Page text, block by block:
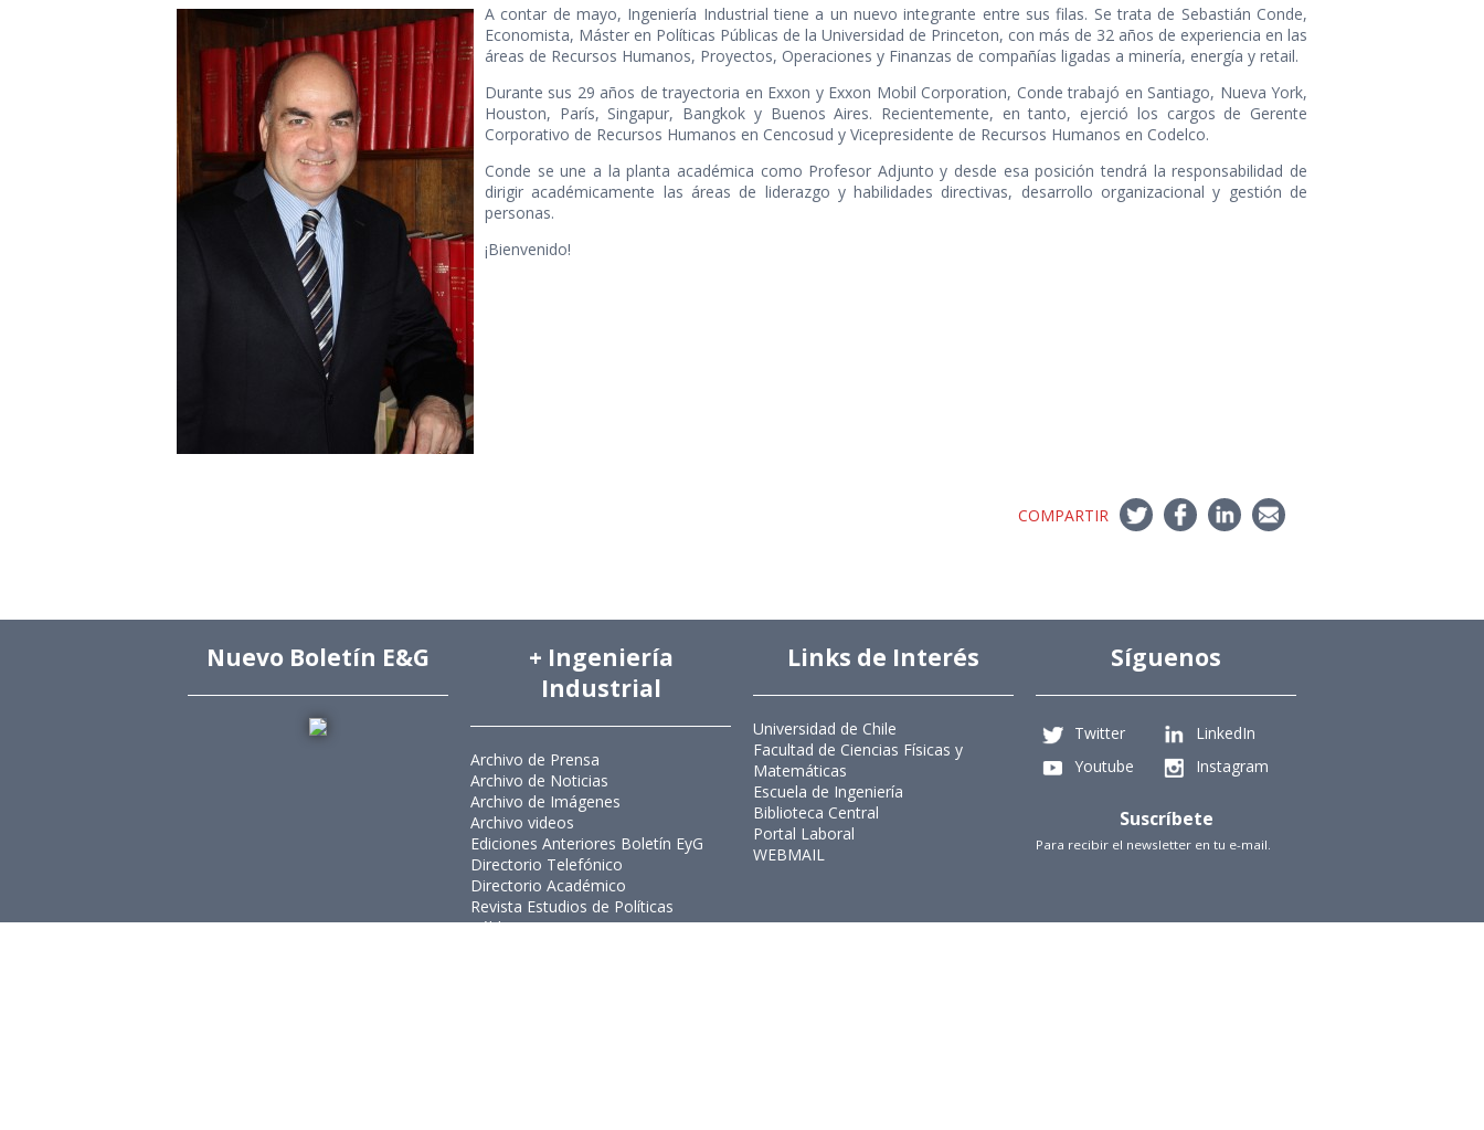
A contar de mayo, Ingeniería Industrial tiene a un nuevo integrante entre sus filas. Se trata de Sebastián Conde,
Economista, Máster en Políticas Públicas de la Universidad de Princeton, con más de 32 años de experiencia en las
áreas de Recursos Humanos, Proyectos, Operaciones y Finanzas de compañías ligadas a minería, energía y retail.
Durante sus 29 años de trayectoria en Exxon y Exxon Mobil Corporation, Conde trabajó en Santiago, Nueva York,
Houston, París, Singapur, Bangkok y Buenos Aires. Recientemente, en tanto, ejerció los cargos de Gerente
Corporativo de Recursos Humanos en Cencosud y Vicepresidente de Recursos Humanos en Codelco.
Conde se une a la planta académica como Profesor Adjunto y desde esa posición tendrá la responsabilidad de
dirigir académicamente las áreas de liderazgo y habilidades directivas, desarrollo organizacional y gestión de
personas.
¡Bienvenido!
COMPARTIR
Nuevo Boletín E&G
+ Ingeniería
Industrial
Archivo de Prensa
Archivo de Noticias
Archivo de Imágenes
Archivo videos
Ediciones Anteriores Boletín EyG
Directorio Telefónico
Directorio Académico
Revista Estudios de Políticas
Públicas
Links de Interés
Universidad de Chile
Facultad de Ciencias Físicas y
Matemáticas
Escuela de Ingeniería
Biblioteca Central
Portal Laboral
WEBMAIL
Síguenos
Twitter
LinkedIn
Youtube
Instagram
Suscríbete
Para recibir el newsletter en tu e-mail.